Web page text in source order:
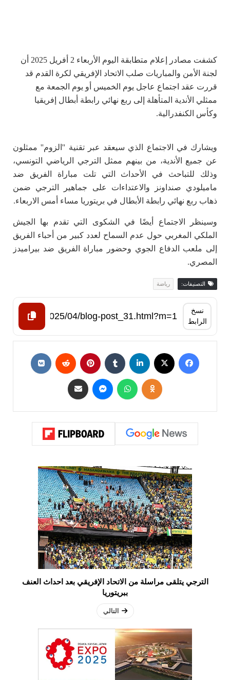
كشفت مصادر إعلام متطابقة اليوم الأربعاء 2 أفريل 2025 أن
لجنة الأمن والمباريات صلب الاتحاد الإفريقي لكرة القدم قد
قررت عقد اجتماع عاجل يوم الخميس أو يوم الجمعة مع
ممثلي الأندية المتأهلة إلى ربع نهائي رابطة أبطال إفريقيا
وكأس الكنفدرالية.
ويشارك في الاجتماع الذي سيعقد عبر تقنية ''الزوم'' ممثلون
عن جميع الأندية، من بينهم ممثل الترجي الرياضي التونسي،
وذلك للتباحث في الأحداث التي تلت مباراة الفريق ضد
ماميلودي صنداونز والاعتداءات على جماهير الترجي ضمن
ذهاب ربع نهائي رابطة الأبطال في بريتوريا مساء أمس الاربعاء.
وسينظر الاجتماع أيضًا في الشكوى التي تقدم بها الجيش
الملكي المغربي حول عدم السماح لعدد كبير من أحباء الفريق
إلى ملعب الدفاع الجوي وحضور مباراة الفريق ضد بيراميدز
المصري.
التصنيفات: رياضة
نسخ
الرابط
الترجي يتلقى مراسلة من الاتحاد الإفريقي بعد احداث العنف
ببريتوريا
التالي